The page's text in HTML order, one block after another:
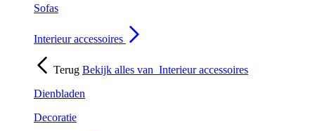
Sofas
Interieur accessoires
Terug Bekijk alles van Interieur accessoires
Dienbladen
Decoratie